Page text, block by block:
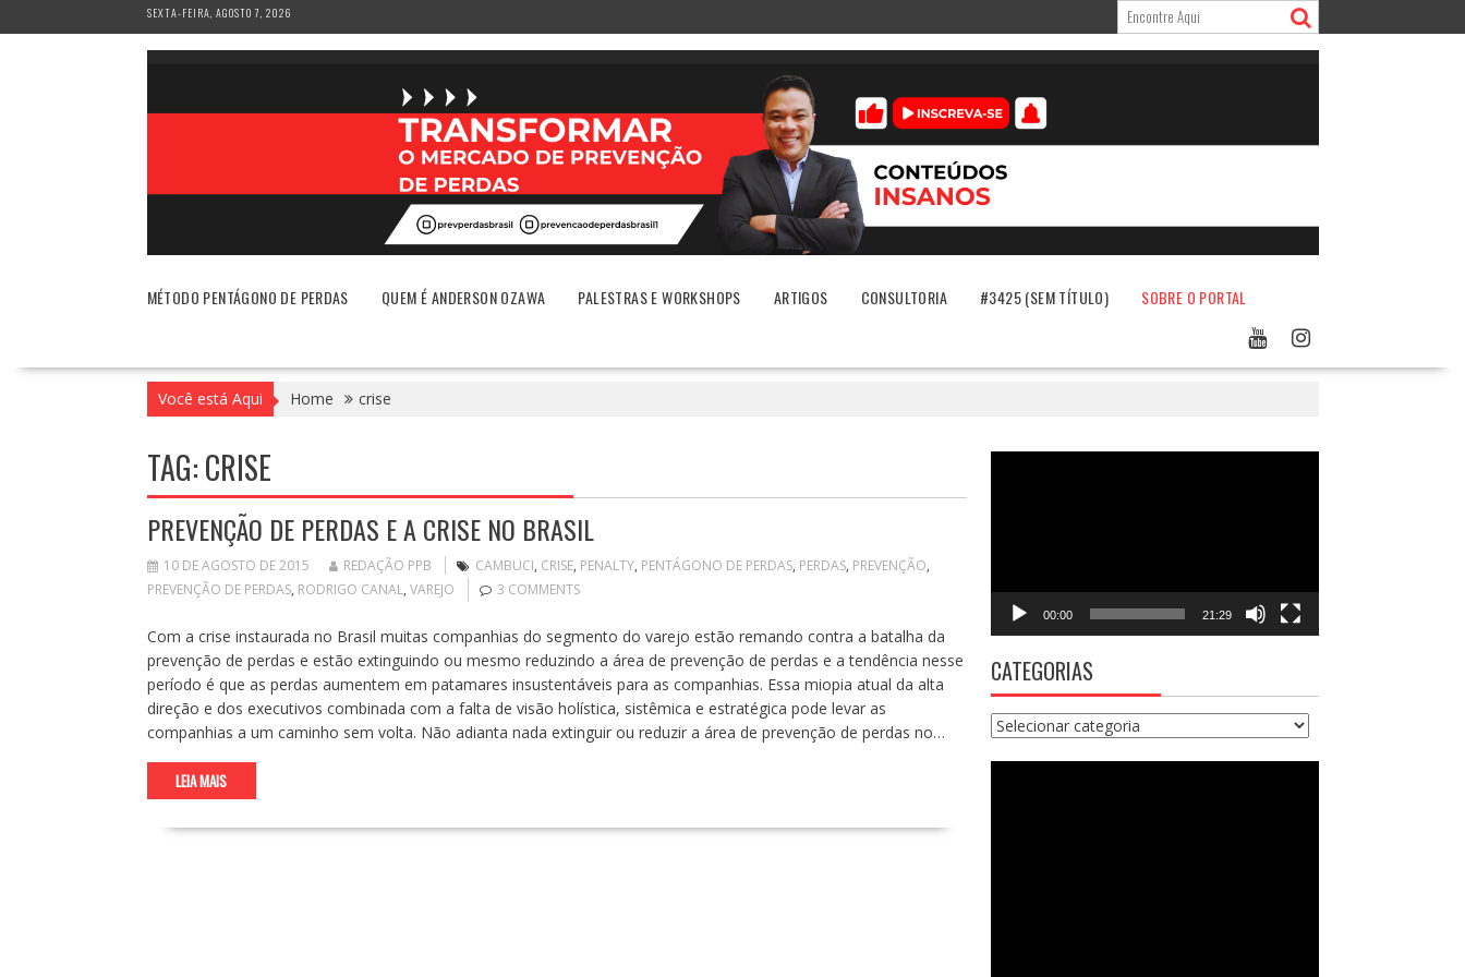
to
SEXTA-FEIRA, AGOSTO 7, 2026
MÉTODO PENTÁGONO DE PERDAS QUEM É ANDERSON OZAWA PALESTRAS E WORKSHOPS ARTIGOS CONSULTORIA #3425 (SEM TÍTULO) SOBRE O PORTAL
Você está Aqui Home crise
TAG:CRISE
PREVENÇÃO DE PERDAS E A CRISE NO BRASIL
10 DE AGOSTO DE 2015 REDAÇÃO PPB CAMBUCI, CRISE, PENALTY, PENTÁGONO DE PERDAS, PERDAS, PREVENÇÃO,
PREVENÇÃO DE PERDAS, RODRIGO CANAL, VAREJO 3 COMMENTS
Com a crise instaurada no Brasil muitas companhias do segmento do varejo estão remando contra a batalha da
prevenção de perdas e estão extinguindo ou mesmo reduzindo a área de prevenção de perdas e a tendência nesse
período é que as perdas aumentem em patamares insustentáveis para as companhias. Essa miopia atual da alta
direção e dos executivos combinada com a falta de visão holística, sistêmica e estratégica pode levar as
companhias a um caminho sem volta. Não adianta nada extinguir ou reduzir a área de prevenção de perdas no…
LEIA MAIS
00:00 21:29
CATEGORIAS
Categorias